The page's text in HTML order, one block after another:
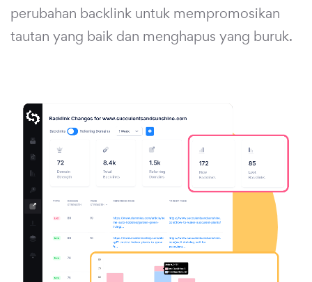
perubahan backlink untuk mempromosikan
tautan yang baik dan menghapus yang buruk.